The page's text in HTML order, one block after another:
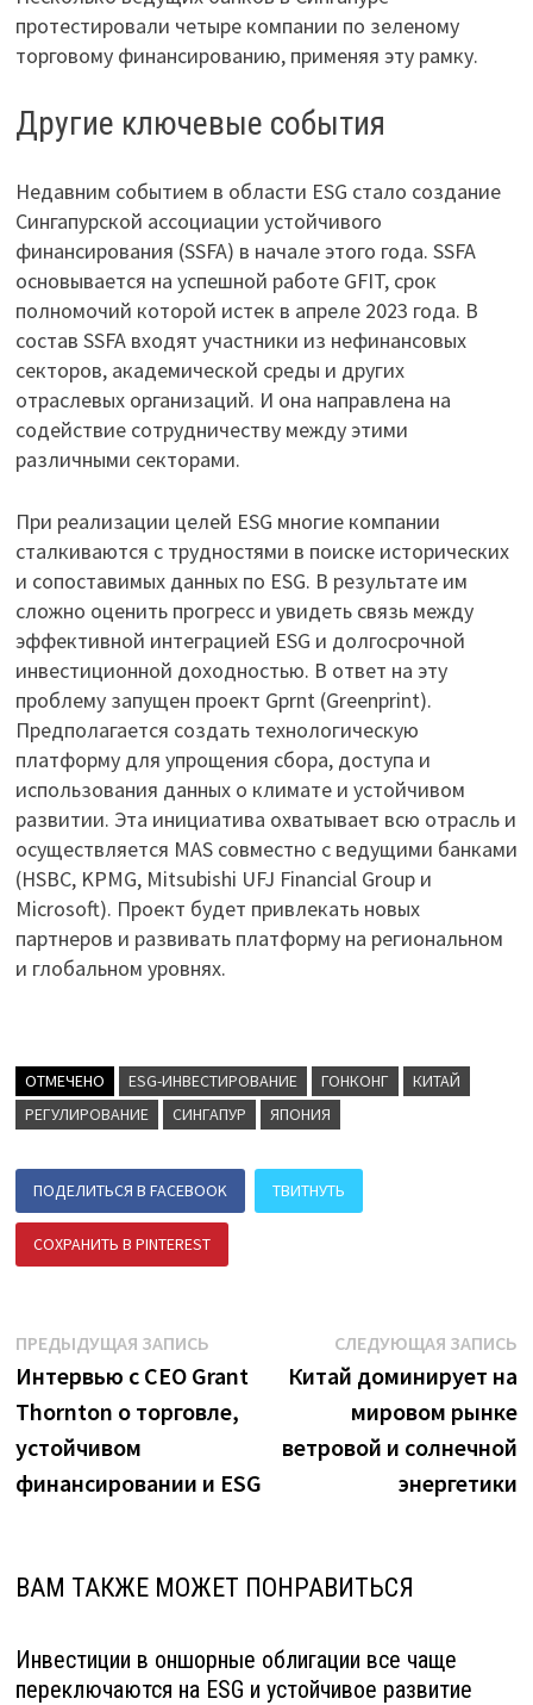
протестировали четыре компании по зеленому
торговому финансированию, применяя эту рамку.
Другие ключевые события
Недавним событием в области ESG стало создание
Сингапурской ассоциации устойчивого
финансирования (SSFA) в начале этого года. SSFA
основывается на успешной работе GFIT, срок
полномочий которой истек в апреле 2023 года. В
состав SSFA входят участники из нефинансовых
секторов, академической среды и других
отраслевых организаций. И она направлена на
содействие сотрудничеству между этими
различными секторами.
При реализации целей ESG многие компании
сталкиваются с трудностями в поиске исторических
и сопоставимых данных по ESG. В результате им
сложно оценить прогресс и увидеть связь между
эффективной интеграцией ESG и долгосрочной
инвестиционной доходностью. В ответ на эту
проблему запущен проект Gprnt (Greenprint).
Предполагается создать технологическую
платформу для упрощения сбора, доступа и
использования данных о климате и устойчивом
развитии. Эта инициатива охватывает всю отрасль и
осуществляется MAS совместно с ведущими банками
(HSBC, KPMG, Mitsubishi UFJ Financial Group и
Microsoft). Проект будет привлекать новых
партнеров и развивать платформу на региональном
и глобальном уровнях.
ОТМЕЧЕНО ESG-ИНВЕСТИРОВАНИЕ ГОНКОНГ
КИТАЙ
РЕГУЛИРОВАНИЕ
СИНГАПУР ЯПОНИЯ
ПОДЕЛИТЬСЯ В FACEBOOK ТВИТНУТЬ
СОХРАНИТЬ В PINTEREST
Навигация
по
записям
ПРЕДЫДУЩАЯ ЗАПИСЬПредыдущая
запись:
Интервью с CEO Grant
Thornton о торговле,
устойчивом
финансировании и ESG
СЛЕДУЮЩАЯ ЗАПИСЬ
Китай доминирует на
мировом рынке
ветровой и солнечной
энергетики
ВАМ ТАКЖЕ МОЖЕТ ПОНРАВИТЬСЯ
Инвестиции в оншорные облигации все чаще
переключаются на ESG и устойчивое развитие